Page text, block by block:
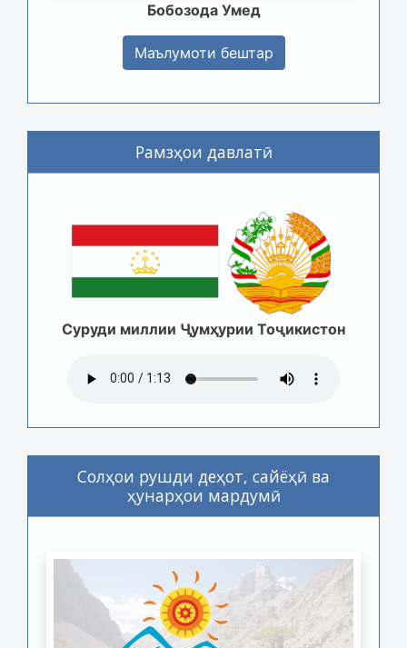
Бобозода Умед
Маълумоти бештар
Рамзҳои давлатӣ
Суруди миллии Ҷумҳурии Тоҷикистон
Солҳои рушди деҳот, сайёҳӣ ва
ҳунарҳои мардумӣ